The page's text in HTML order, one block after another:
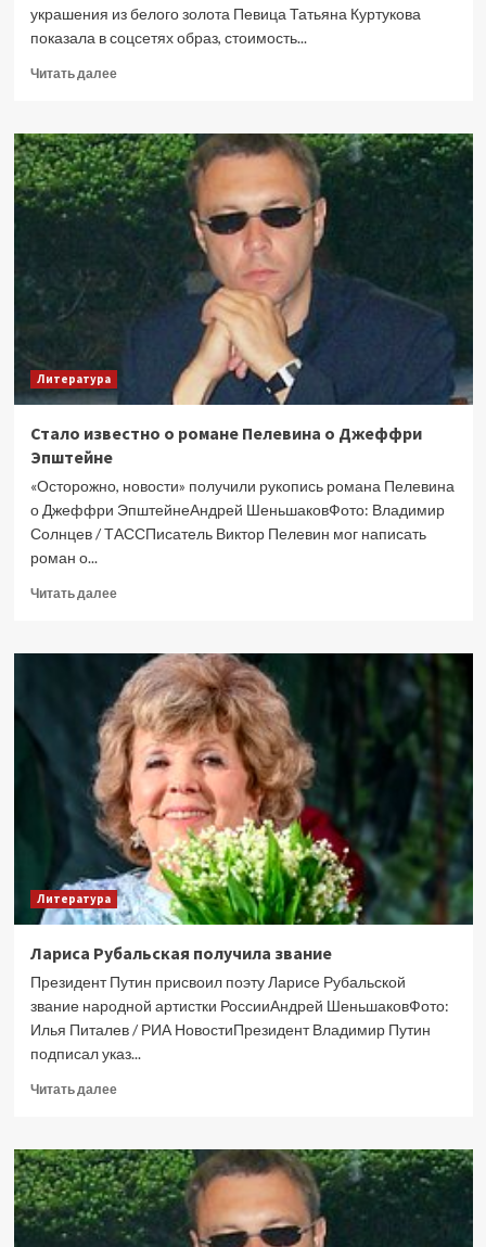
украшения из белого золота Певица Татьяна Куртукова
показала в соцсетях образ, стоимость...
Читать далееПрочитать
Татьяна
Куртукова
показала
нежный
образ
рублей
Литература
Стало известно о романе Пелевина о Джеффри
Эпштейне
«Осторожно, новости» получили рукопись романа Пелевина
о Джеффри ЭпштейнеАндрей ШеньшаковФото: Владимир
Солнцев / ТАССПисатель Виктор Пелевин мог написать
роман о...
Читать далееПрочитать
Стало
известно
о
романе
Пелевина
о
Джеффри
Эпштейне
Литература
Лариса Рубальская получила звание
Президент Путин присвоил поэту Ларисе Рубальской
звание народной артистки РоссииАндрей ШеньшаковФото:
Илья Питалев / РИА НовостиПрезидент Владимир Путин
подписал указ...
Читать далееПрочитать
Лариса
Рубальская
получила
звание